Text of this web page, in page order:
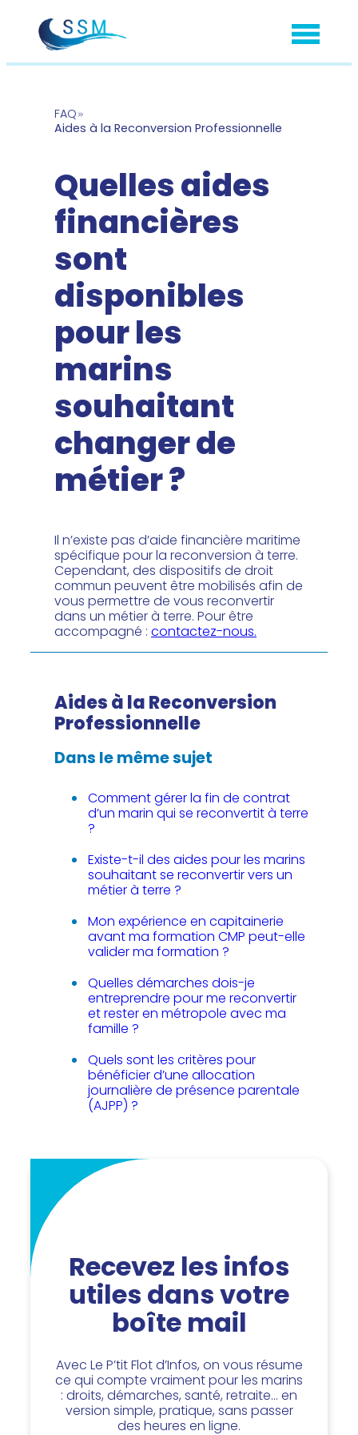
contenu
Aides à la Reconversion
Professionnelle
Dans le même sujet
Comment gérer la fin de contrat
d’un marin qui se reconvertit à terre
?
Existe-t-il des aides pour les marins
souhaitant se reconvertir vers un
métier à terre ?
Mon expérience en capitainerie
avant ma formation CMP peut-elle
valider ma formation ?
Quelles démarches dois-je
entreprendre pour me reconvertir
et rester en métropole avec ma
famille ?
Quels sont les critères pour
bénéficier d’une allocation
journalière de présence parentale
(AJPP) ?
FAQ
Aides à la Reconversion Professionnelle
Quelles aides
financières
sont
disponibles
pour les
marins
souhaitant
changer de
métier ?
Il n’existe pas d’aide financière maritime
spécifique pour la reconversion à terre.
Cependant, des dispositifs de droit
commun peuvent être mobilisés afin de
vous permettre de vous reconvertir
dans un métier à terre. Pour être
accompagné : contactez-nous.
Recevez les infos
utiles dans votre
boîte mail
Avec Le P’tit Flot d’Infos, on vous résume
ce qui compte vraiment pour les marins
: droits, démarches, santé, retraite… en
version simple, pratique, sans passer
des heures en ligne.